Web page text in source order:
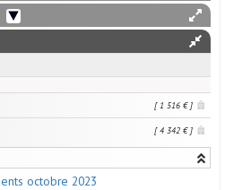
[ 1 516 € ]
[ 4 342 € ]
octobre 2023